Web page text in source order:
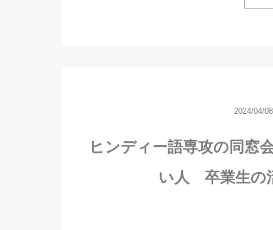
2024/04/08
ヒンディー語専攻の同
い人 卒業生の